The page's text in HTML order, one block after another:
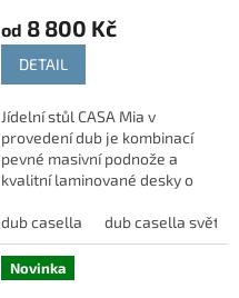
od 8 800 Kč
DETAIL
Jídelní stůl CASA Mia v
provedení dub je kombinací
pevné masivní podnože a
kvalitní laminované desky o
dekoru dubu se snadno
začlení do moderních i...
dub casella dub casella světlý
Novinka